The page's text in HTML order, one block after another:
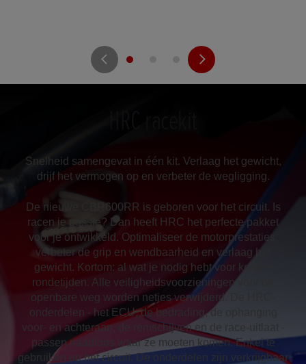
Snelheid samengevat in één kit. Verlaag het gewicht,
drijf het vermogen op en verbeter de wegligging.
De nieuwe CBR600RR is geboren voor het circuit. Is
racen je passie? Dan heeft HRC het perfecte pakket
voor je ontwikkeld. Optimaliseer de motorprestaties,
verbeter de grip en wendbaarheid en verlaag het
gewicht. Kortom: al wat je nodig hebt voor kortere
rondetijden. Alle veiligheidsvoorzieningen voor de
openbare weg worden netjes verwijderd. De HRC-
onderdelen - het ECU, de bedrading, de ophanging
voor- en achteraan, de remschijven en de race-uitlaat -
passen naadloos waar ze moeten komen. Enkel te
gebruiken op het circuit. De onderdelen zijn verkrijgbaar